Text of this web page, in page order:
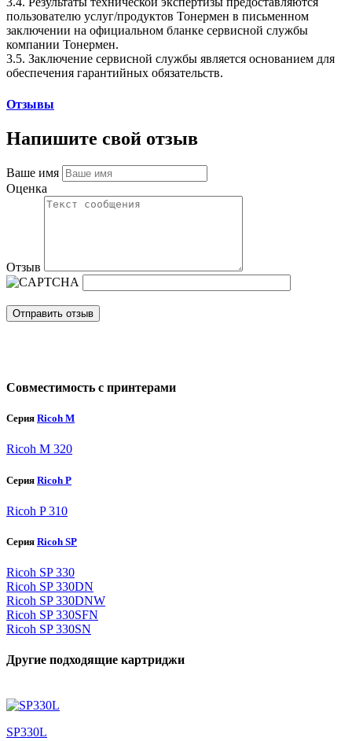
пользователю услуг/продуктов Тонермен в письменном
заключении на официальном бланке сервисной службы
компании Тонермен.
3.5. Заключение сервисной службы является основанием для
обеспечения гарантийных обязательств.
Отзывы
Напишите свой отзыв
Ваше имя
Оценка
Отзыв
Отправить отзыв
Совместимость с принтерами
Серия Ricoh M
Ricoh M 320
Серия Ricoh P
Ricoh P 310
Серия Ricoh SP
Ricoh SP 330
Ricoh SP 330DN
Ricoh SP 330DNW
Ricoh SP 330SFN
Ricoh SP 330SN
Другие подходящие картриджи
SP330L